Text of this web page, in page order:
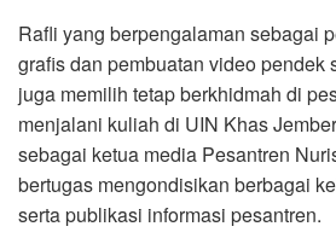
Rafli yang berpengalaman sebagai
grafis dan pembuatan video pendek
juga memilih tetap berkhidmah di
menjalani kuliah di UIN Khas
sebagai ketua media Pesantren
bertugas mengondisikan berbagai
serta publikasi informasi pesantren.